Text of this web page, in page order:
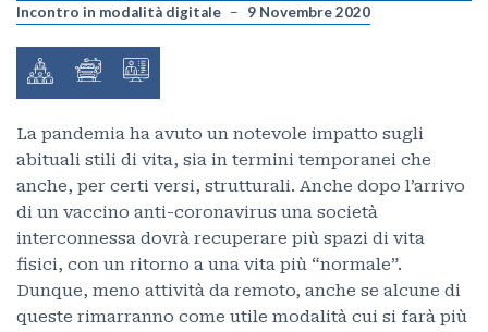
Incontro in modalità digitale 9 Novembre 2020
La pandemia ha avuto un notevole impatto sugli
abituali stili di vita, sia in termini temporanei che
anche, per certi versi, strutturali. Anche dopo l’arrivo
di un vaccino anti-coronavirus una società
interconnessa dovrà recuperare più spazi di vita
fisici, con un ritorno a una vita più “normale”.
Dunque, meno attività da remoto, anche se alcune di
queste rimarranno come utile modalità cui si farà più